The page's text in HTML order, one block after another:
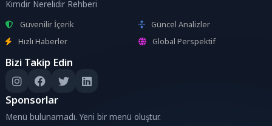
Kimdir Nerelidir Rehberi
Güvenilir İçerik
Güncel Analizler
Hızlı Haberler
Global Perspektif
Bizi Takip Edin
Sponsorlar
Menü bulunamadı. Yeni bir menü oluştur.